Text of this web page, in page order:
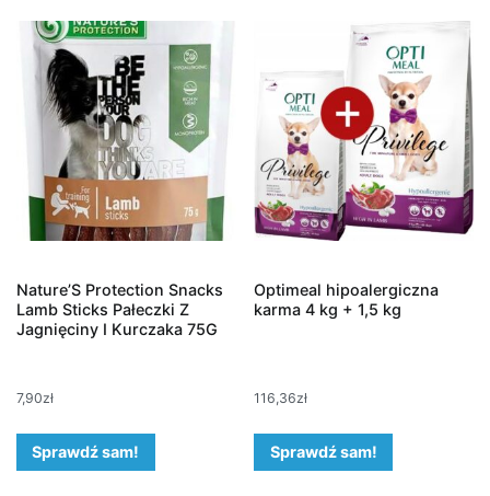
Nature’S Protection Snacks
Lamb Sticks Pałeczki Z
Jagnięciny I Kurczaka 75G
7,90zł
Sprawdź sam!
Optimeal hipoalergiczna
karma 4 kg + 1,5 kg
116,36zł
Sprawdź sam!